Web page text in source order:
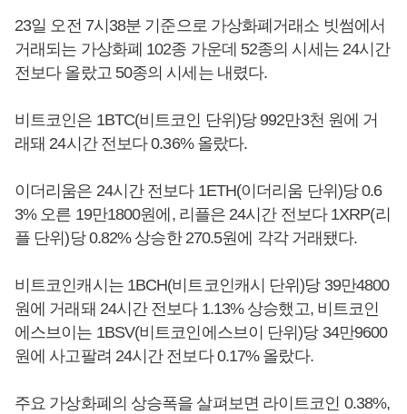
23일 오전 7시38분 기준으로 가상화폐거래소 빗썸에서
거래되는 가상화폐 102종 가운데 52종의 시세는 24시간
전보다 올랐고 50종의 시세는 내렸다.
비트코인은 1BTC(비트코인 단위)당 992만3천 원에 거
래돼 24시간 전보다 0.36% 올랐다.
이더리움은 24시간 전보다 1ETH(이더리움 단위)당 0.6
3% 오른 19만1800원에, 리플은 24시간 전보다 1XRP(리
플 단위)당 0.82% 상승한 270.5원에 각각 거래됐다.
비트코인캐시는 1BCH(비트코인캐시 단위)당 39만4800
원에 거래돼 24시간 전보다 1.13% 상승했고, 비트코인
에스브이는 1BSV(비트코인에스브이 단위)당 34만9600
원에 사고팔려 24시간 전보다 0.17% 올랐다.
주요 가상화폐의 상승폭을 살펴보면 라이트코인 0.38%,